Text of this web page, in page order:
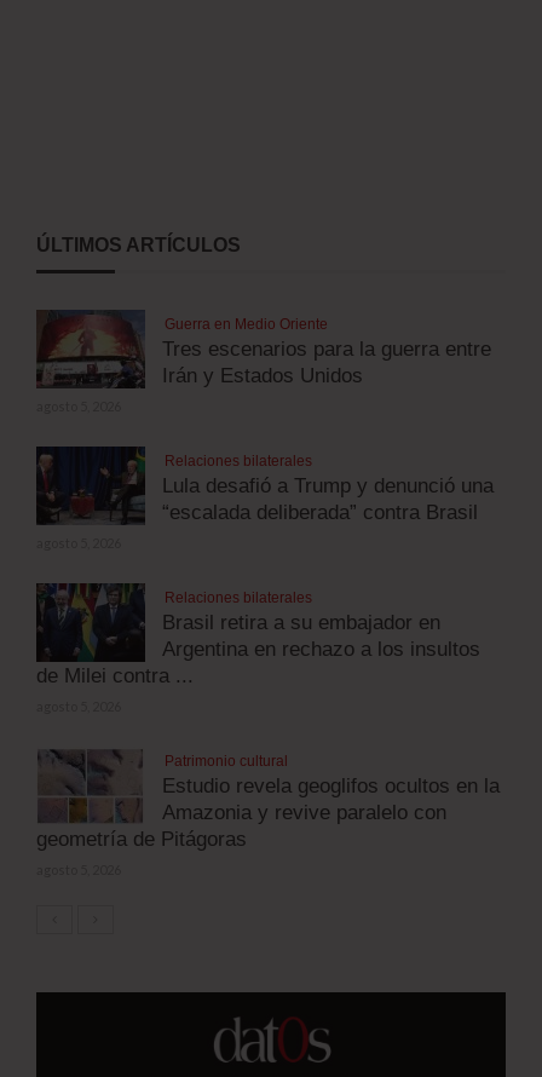
ÚLTIMOS ARTÍCULOS
Guerra en Medio Oriente
Tres escenarios para la guerra entre
Irán y Estados Unidos
Relaciones bilaterales
Lula desafió a Trump y denunció una
“escalada deliberada” contra Brasil
Relaciones bilaterales
Brasil retira a su embajador en
Argentina en rechazo a los insultos
de Milei contra ...
Patrimonio cultural
Estudio revela geoglifos ocultos en la
Amazonia y revive paralelo con
geometría de Pitágoras